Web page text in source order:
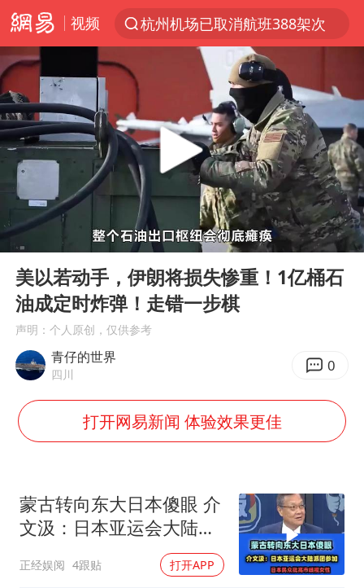
视频
杭州机场已取消航班388架次
上半年我国经营主体结构持续优化
白海豚将给京津冀带来大暴雨
《披荆斩棘2026》阵容官宣
国足U17与阿森纳决赛取消 并列冠军
2025年小学教师减少13.19万
王艺迪2-4不敌张本美和止步4强
以军士兵把枪口对准中国记者
上门女婿出轨女邻居多年被判重婚罪
韩军前线部队连曝丑闻
灌溉水坝被隔成鱼塘 村民投诉20余年
中国第1高楼阻尼器摆动明显
奋力开创中国式现代化建设新局面
Play
03:49
美以若动手，伊朗将损失惨重！1亿桶石
油成定时炸弹！走错一步棋
声明：个人原创，仅供参考
青仔的世界
四川 0
打开网易新闻 体验效果更佳
蒙古转向东大日本傻眼 介
文汲：日本亚运会大陆派
正经娱阅 4跟贴 打开APP